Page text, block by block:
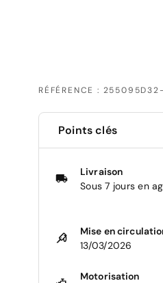
RÉFÉRENCE :
Points clés
Livraison
Sous 7 jours en
Mise en
13/03/2026
Motorisation